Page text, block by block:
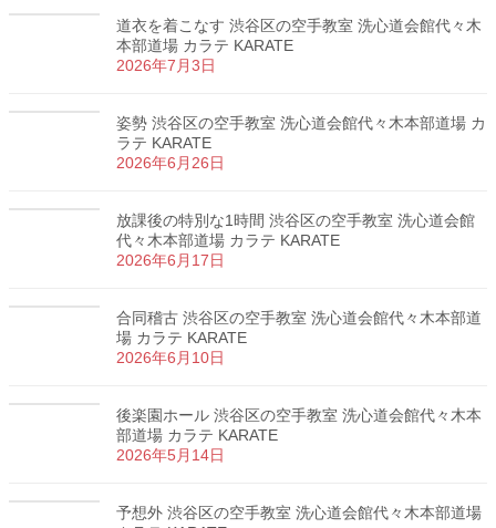
道衣を着こなす 渋谷区の空手教室 洗心道会館代々木
本部道場 カラテ KARATE
2026年7月3日
姿勢 渋谷区の空手教室 洗心道会館代々木本部道場 カ
ラテ KARATE
2026年6月26日
放課後の特別な1時間 渋谷区の空手教室 洗心道会館
代々木本部道場 カラテ KARATE
2026年6月17日
合同稽古 渋谷区の空手教室 洗心道会館代々木本部道
場 カラテ KARATE
2026年6月10日
後楽園ホール 渋谷区の空手教室 洗心道会館代々木本
部道場 カラテ KARATE
2026年5月14日
予想外 渋谷区の空手教室 洗心道会館代々木本部道場